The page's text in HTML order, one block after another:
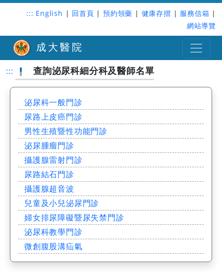
::: English | 回首頁 | 預約領藥 | 健康存摺 | 服務信箱 |
網站導覽
成大醫院
::: 查詢泌尿科細分科及醫師名單
泌尿科一般門診
尿路上皮癌門診
男性生殖暨性功能門診
泌尿腫瘤門診
攝護腺雷射門診
尿路結石門診
攝護腺超音波
兒童及小兒泌尿門診
婦女排尿障礙暨尿失禁門診
泌尿科教學門診
微創腹股溝疝氣